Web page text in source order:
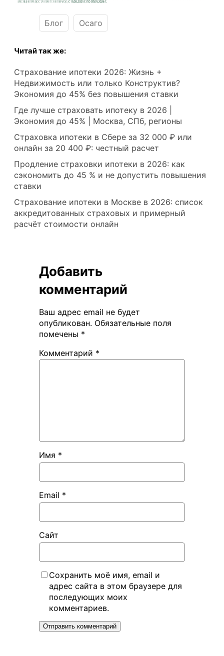
Блог Осаго
Читай так же:
Страхование ипотеки 2026: Жизнь +
Недвижимость или только Конструктив?
Экономия до 45% без повышения ставки
Где лучше страховать ипотеку в 2026 |
Экономия до 45% | Москва, СПб, регионы
Страховка ипотеки в Сбере за 32 000 ₽ или
онлайн за 20 400 ₽: честный расчет
Продление страховки ипотеки в 2026: как
сэкономить до 45 % и не допустить повышения
ставки
Страхование ипотеки в Москве в 2026: список
аккредитованных страховых и примерный
расчёт стоимости онлайн
Добавить
комментарий
Ваш адрес email не будет
опубликован. Обязательные поля
помечены *
Комментарий *
Имя *
Email *
Сайт
Сохранить моё имя, email и
адрес сайта в этом браузере для
последующих моих
комментариев.